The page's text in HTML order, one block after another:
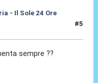
- Il Sole 24 Ore
#5
sempre ??